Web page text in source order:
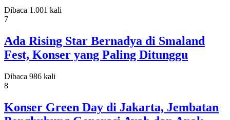
Dibaca 1.001 kali
7
Ada Rising Star Bernadya di Smaland
Fest, Konser yang Paling Ditunggu
Dibaca 986 kali
8
Konser Green Day di Jakarta, Jembatan